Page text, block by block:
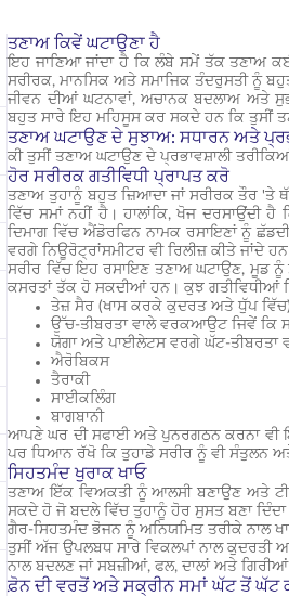
ਤਣਾਅ ਕਿਵੇਂ ਘਟਾਉਣਾ ਹੈ
ਇਹ ਜਾਣਿਆ ਜਾਂਦਾ ਹੈ ਕਿ ਲੰਬੇ ਸਮੇਂ ਤੱਕ ਤਣਾਅ
ਸਰੀਰਕ, ਮਾਨਸਿਕ ਅਤੇ ਸਮਾਜਿਕ ਤੰਦਰੁਸਤੀ ਨੂੰ
ਜੀਵਨ ਦੀਆਂ ਘਟਨਾਵਾਂ, ਅਚਾਨਕ ਬਦਲਾਅ ਅਤੇ
ਬਹੁਤ ਸਾਰੇ ਇਹ ਮਹਿਸੂਸ ਕਰ ਸਕਦੇ ਹਨ ਕਿ ਤੁਸੀਂ
ਤਣਾਅ ਘਟਾਉਣ ਦੇ ਸੁਝਾਅ: ਸਧਾਰਨ ਅਤੇ
ਕੀ ਤੁਸੀਂ ਤਣਾਅ ਘਟਾਉਣ ਦੇ ਪ੍ਰਭਾਵਸ਼ਾਲੀ
ਹੋਰ ਸਰੀਰਕ ਗਤੀਵਿਧੀ ਪ੍ਰਾਪਤ ਕਰੋ
ਤਣਾਅ ਤੁਹਾਨੂੰ ਬਹੁਤ ਜ਼ਿਆਦਾ ਜਾਂ ਸਰੀਰਕ ਤੌਰ 'ਤੇ
ਵਿੱਚ ਸਮਾਂ ਨਹੀਂ ਹੈ। ਹਾਲਾਂਕਿ, ਖੋਜ ਦਰਸਾਉਂਦੀ
ਦਿਮਾਗ ਵਿੱਚ ਐਂਡੋਰਫਿਨ ਨਾਮਕ ਰਸਾਇਣਾਂ ਨੂੰ
ਵਰਗੇ ਨਿਊਰੋਟ੍ਰਾਂਸਮੀਟਰ ਵੀ ਰਿਲੀਜ਼ ਕੀਤੇ ਜਾਂਦੇ
ਸਰੀਰ ਵਿੱਚ ਇਹ ਰਸਾਇਣ ਤਣਾਅ ਘਟਾਉਣ, ਮੂਡ
ਕਸਰਤਾਂ ਤੱਕ ਹੋ ਸਕਦੀਆਂ ਹਨ। ਕੁਝ ਗਤੀਵਿਧੀਆਂ
ਤੇਜ਼ ਸੈਰ (ਖਾਸ ਕਰਕੇ ਕੁਦਰਤ ਅਤੇ ਧੁੱਪ ਵਿੱਚ)
ਉੱਚ-ਤੀਬਰਤਾ ਵਾਲੇ ਵਰਕਆਉਟ ਜਿਵੇਂ ਕਿ
ਯੋਗਾ ਅਤੇ ਪਾਈਲੇਟਸ ਵਰਗੇ ਘੱਟ-ਤੀਬਰਤਾ
ਐਰੋਬਿਕਸ
ਤੈਰਾਕੀ
ਸਾਈਕਲਿੰਗ
ਬਾਗਬਾਨੀ
ਆਪਣੇ ਘਰ ਦੀ ਸਫਾਈ ਅਤੇ ਪੁਨਰਗਠਨ ਕਰਨਾ ਵੀ
ਪਰ ਧਿਆਨ ਰੱਖੋ ਕਿ ਤੁਹਾਡੇ ਸਰੀਰ ਨੂੰ ਵੀ ਸੰਤੁਲਨ
ਸਿਹਤਮੰਦ ਖੁਰਾਕ ਖਾਓ
ਤਣਾਅ ਇੱਕ ਵਿਅਕਤੀ ਨੂੰ ਆਲਸੀ ਬਣਾਉਣ ਅਤੇ
ਸਕਦੇ ਹੋ ਜੋ ਬਦਲੇ ਵਿੱਚ ਤੁਹਾਨੂੰ ਹੋਰ ਸੁਸਤ ਬਣਾ
ਗੈਰ-ਸਿਹਤਮੰਦ ਭੋਜਨ ਨੂੰ ਅਨਿਯਮਿਤ ਤਰੀਕੇ ਨਾਲ
ਤੁਸੀਂ ਅੱਜ ਉਪਲਬਧ ਸਾਰੇ ਵਿਕਲਪਾਂ ਨਾਲ ਕੁਦਰਤੀ
ਨਾਲ ਬਦਲਣ ਜਾਂ ਸਬਜ਼ੀਆਂ, ਫਲ, ਦਾਲਾਂ ਅਤੇ
ਫ਼ੋਨ ਦੀ ਵਰਤੋਂ ਅਤੇ ਸਕ੍ਰੀਨ ਸਮਾਂ ਘੱਟ ਤੋਂ ਘੱਟ